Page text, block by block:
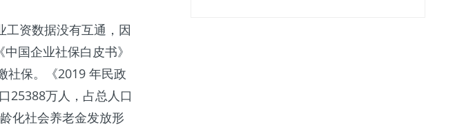
工资数据没有互通，因
国企业社保白皮书》
社保。《2019 年民政
25388万人，占总人口
化社会养老金发放形